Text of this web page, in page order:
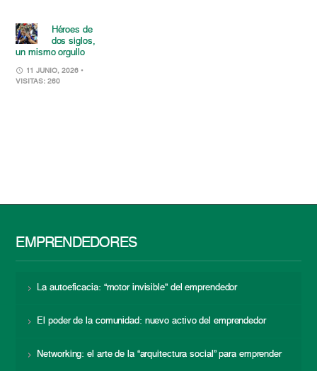
Héroes de
dos siglos,
un mismo orgullo
11 JUNIO, 2026 •
VISITAS: 260
EMPRENDEDORES
La autoeficacia: “motor invisible” del emprendedor
El poder de la comunidad: nuevo activo del emprendedor
Networking: el arte de la “arquitectura social” para emprender